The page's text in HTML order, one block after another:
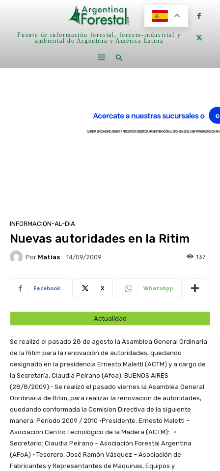
Fuente de información forestal, foresto-industrial y
ambiental de Argentina y América Latina
INFORMACION-AL-DIA
Nuevas autoridades en la Ritim
Por Matias 14/09/2009 137
Facebook X WhatsApp
Actualidad
Se realizó el pasado 28 de agosto la Asamblea General Ordinaria
de la Ritim para la renovación de autoridades, quedando
designado en la presidencia Ernesto Maletti (ACTM) y a cargo de
la Secretaría, Claudia Peirano (Afoa). BUENOS AIRES
(28/8/2009).- Se realizó el pasado viernes la Asamblea General
Oordinaria de Ritim, para realizar la renovacion de autoridades,
quedando conformada la Comision Directiva de la siguiente
manera: Período 2009 / 2010 •Presidente: Ernesto Maletti –
Asociación Centro Tecnológico de la Madera (ACTM): . •
Secretario: Claudia Peirano – Asociación Forestal Argentina
(AFoA) • Tesorero: José Ramón Vásquez – Asociación de
Fabricantes y Representantes de Máquinas, Equipos y